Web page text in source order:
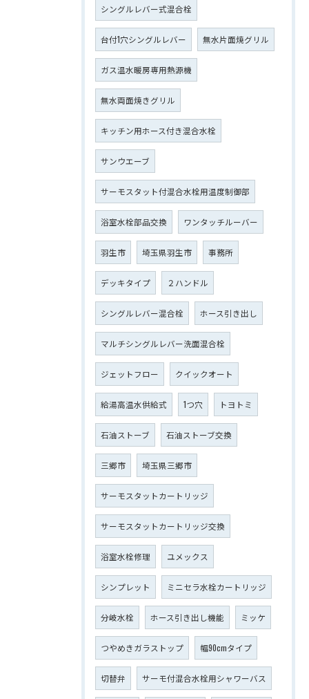
シングルレバー式混合栓
台付1穴シングルレバー 無水片面焼グリル
ガス温水暖房専用熱源機
無水両面焼きグリル
キッチン用ホース付き混合水栓
サンウエーブ
サーモスタット付混合水栓用温度制御部
浴室水栓部品交換 ワンタッチルーバー
羽生市 埼玉県羽生市 事務所
デッキタイプ ２ハンドル
シングルレバー混合栓 ホース引き出し
マルチシングルレバー洗面混合栓
ジェットフロー クイックオート
給湯高温水供給式 1つ穴 トヨトミ
石油ストーブ 石油ストーブ交換
三郷市 埼玉県三郷市
サーモスタットカートリッジ
サーモスタットカートリッジ交換
浴室水栓修理 ユメックス
シンプレット ミニセラ水栓カートリッジ
分岐水栓 ホース引き出し機能 ミッケ
つやめきガラストップ 幅90cmタイプ
切替弁 サーモ付混合水栓用シャワーバス